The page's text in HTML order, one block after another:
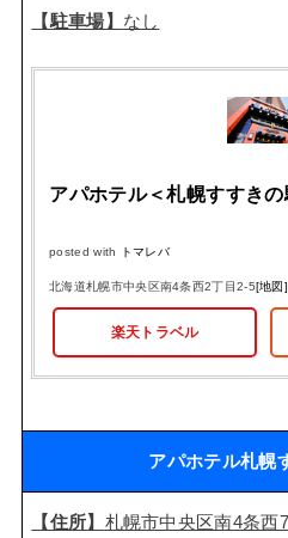
【駐車場】 なし
アパホテル＜札幌すすきの
posted with トマレバ
北海道札幌市中央区南4条西2丁目2-5[地図]
楽天トラベル
アパホテル札幌
【住所】 札幌市中央区南4条西